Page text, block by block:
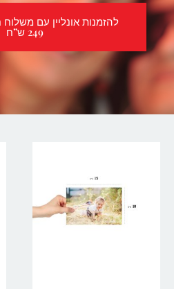
להזמנות אונליין עם
249 ש”ח